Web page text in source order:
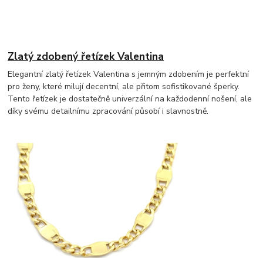
Zlatý zdobený řetízek Valentina
Elegantní zlatý řetízek Valentina s jemným zdobením je perfektní
pro ženy, které milují decentní, ale přitom sofistikované šperky.
Tento řetízek je dostatečně univerzální na každodenní nošení, ale
díky svému detailnímu zpracování působí i slavnostně.